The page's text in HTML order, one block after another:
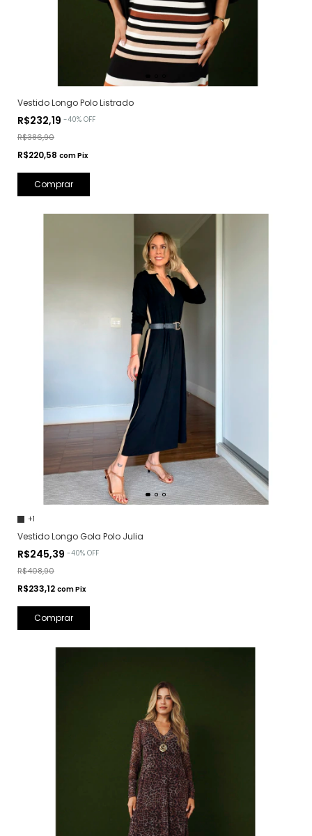
Vestido Longo Polo Listrado
R$232,19 -40% OFF
R$386,90
R$220,58 comPix
Comprar
+1
Vestido Longo Gola Polo Julia
R$245,39 -40% OFF
R$408,90
R$233,12 comPix
Comprar